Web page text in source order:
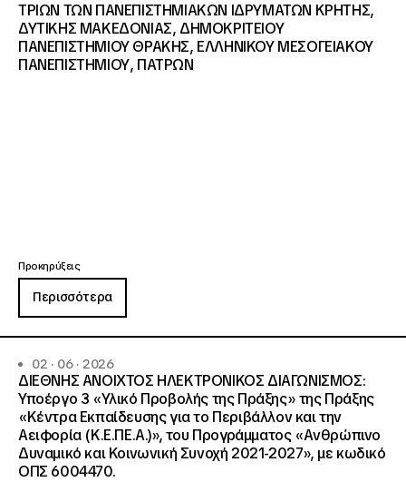
ΤΡΙΩΝ ΤΩΝ ΠΑΝΕΠΙΣΤΗΜΙΑΚΩΝ ΙΔΡΥΜΑΤΩΝ KΡΗΤΗΣ,
ΔΥΤΙΚΗΣ ΜΑΚΕΔΟΝΙΑΣ, ΔΗΜΟΚΡΙΤΕΙΟΥ
ΠΑΝΕΠΙΣΤΗΜΙΟΥ ΘΡΑΚΗΣ, ΕΛΛΗΝΙΚΟΥ ΜΕΣΟΓΕΙΑΚΟΥ
ΠΑΝΕΠΙΣΤΗΜΙΟΥ, ΠΑΤΡΩΝ
Προκηρύξεις
Περισσότερα
02 · 06 · 2026
ΔΙΕΘΝΗΣ ΑΝΟΙΧΤΟΣ ΗΛΕΚΤΡΟΝΙΚΟΣ ΔΙΑΓΩΝΙΣΜΟΣ:
Υποέργο 3 «Υλικό Προβολής της Πράξης» της Πράξης
«Κέντρα Εκπαίδευσης για το Περιβάλλον και την
Αειφορία (Κ.Ε.ΠΕ.Α.)», του Προγράμματος «Ανθρώπινο
Δυναμικό και Κοινωνική Συνοχή 2021-2027», με κωδικό
ΟΠΣ 6004470.